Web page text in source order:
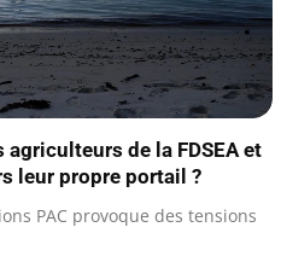
de la FDSEA et
leur propre portail ?
PAC provoque des tensions